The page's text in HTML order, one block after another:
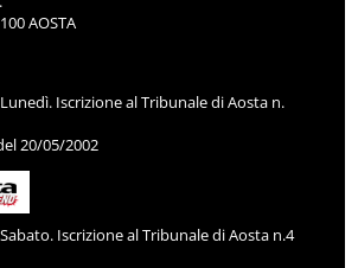
AOSTA
Iscrizione al Tribunale di Aosta n.
20/05/2002
Iscrizione al Tribunale di Aosta n.4